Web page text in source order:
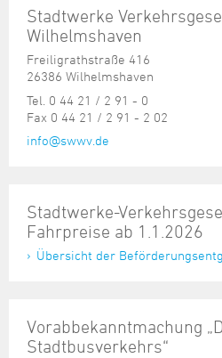
Stadtwerke
Wilhelmshaven
Freiligrathstraße 416
26386 Wilhelmshaven
Tel. 0 44 21 / 2 91 - 0
Fax 0 44 21 / 2 91 - 2 02
info@swwv.de
Stadtwerke-
Fahrpreise ab 1.1.2026
Übersicht der
Vorabbekanntmachung
Stadtbusverkehrs“